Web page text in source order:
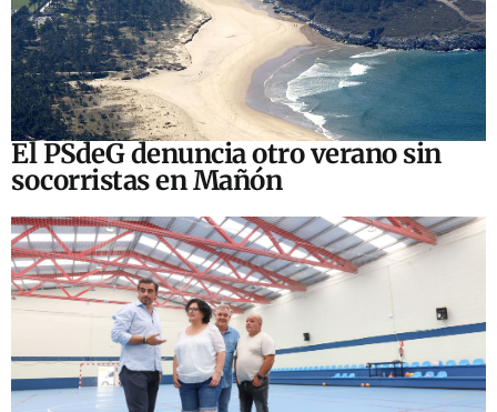
El PSdeG denuncia otro verano sin
socorristas en Mañón